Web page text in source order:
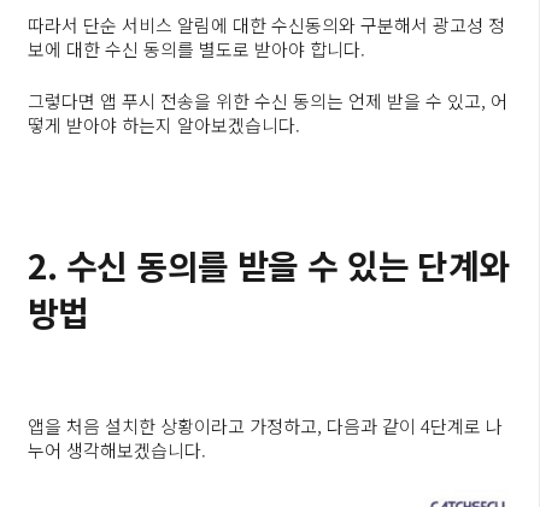
따라서 단순 서비스 알림에 대한 수신동의와 구분해서 광고성 정
보에 대한 수신 동의를 별도로 받아야 합니다.
그렇다면 앱 푸시 전송을 위한 수신 동의는 언제 받을 수 있고, 어
떻게 받아야 하는지 알아보겠습니다.
2. 수신 동의를 받을 수 있는 단계와
방법
앱을 처음 설치한 상황이라고 가정하고, 다음과 같이 4단계로 나
누어 생각해보겠습니다.